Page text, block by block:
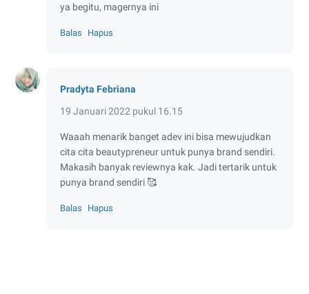
ya begitu, magernya ini
Balas Hapus
Pradyta Febriana
19 Januari 2022 pukul 16.15
Waaah menarik banget adev ini bisa mewujudkan
cita cita beautypreneur untuk punya brand sendiri.
Makasih banyak reviewnya kak. Jadi tertarik untuk
punya brand sendiri 🥰
Balas Hapus